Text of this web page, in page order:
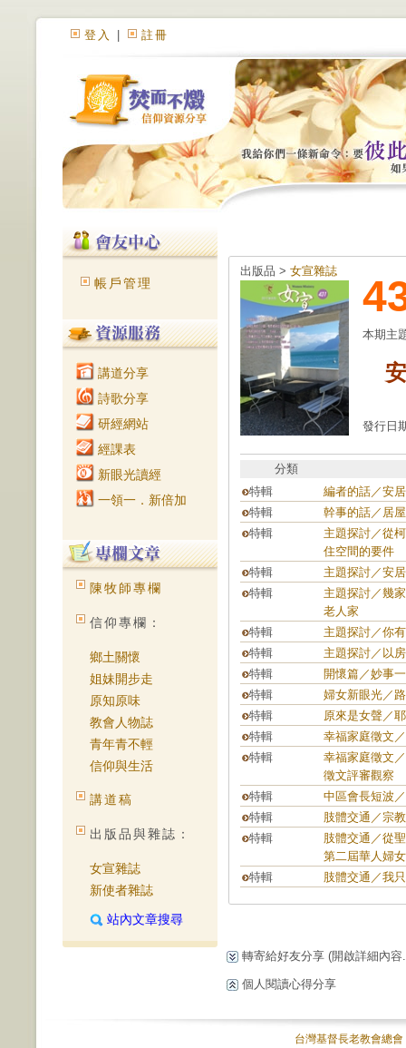
登入 註冊
帳戶管理
講道分享
詩歌分享
研經網站
經課表
新眼光讀經
一領一．新倍加
陳牧師專欄
信仰專欄：
鄉土關懷
姐妹開步走
原知原味
教會人物誌
青年青不輕
信仰與生活
講道稿
出版品與雜誌：
女宣雜誌
新使者雜誌
站內文章搜尋
出版品 > 女宣雜誌
本期主
發行日
分類
特輯
編者的話／安
特輯
幹事的話／居
特輯
主題探討／從
住空間的要件
特輯
主題探討／安
特輯
主題探討／幾
老人家
特輯
主題探討／你
特輯
主題探討／以
特輯
開懷篇／妙事
特輯
婦女新眼光／
特輯
原來是女聲／
特輯
幸福家庭徵文
特輯
幸福家庭徵文
徵文評審觀察
特輯
中區會長短波
特輯
肢體交通／宗
特輯
肢體交通／從
第二屆華人婦
特輯
肢體交通／我
轉寄給好友分享 (開啟詳細內容
個人閱讀心得分享
台灣基督長老教會總會